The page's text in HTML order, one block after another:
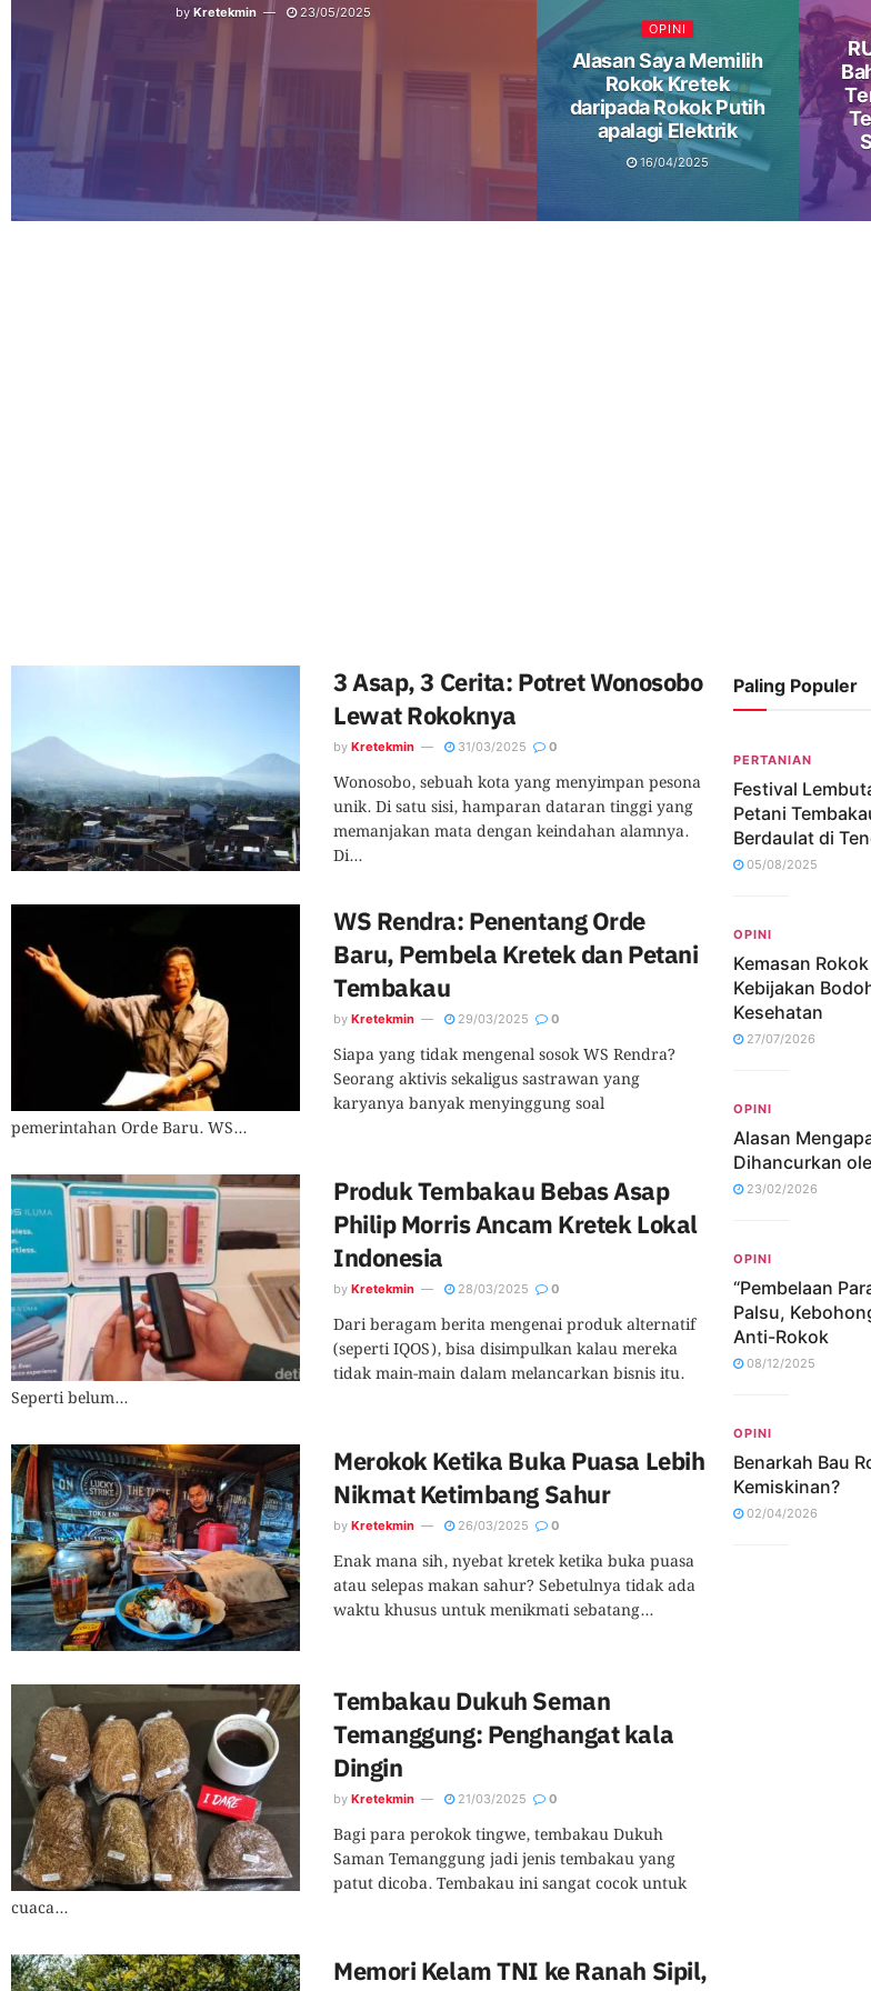
by Kretekmin
23/05/2025
OPINI
Alasan Saya Memilih
Rokok Kretek
daripada Rokok Putih
apalagi Elektrik
16/04/2025
3 Asap, 3 Cerita: Potret Wonosobo
Lewat Rokoknya
by Kretekmin 31/03/2025 0
Wonosobo, sebuah kota yang menyimpan pesona
unik. Di satu sisi, hamparan dataran tinggi yang
memanjakan mata dengan keindahan alamnya.
Di...
WS Rendra: Penentang Orde
Baru, Pembela Kretek dan Petani
Tembakau
by Kretekmin 29/03/2025 0
Siapa yang tidak mengenal sosok WS Rendra?
Seorang aktivis sekaligus sastrawan yang
karyanya banyak menyinggung soal
pemerintahan Orde Baru. WS...
Produk Tembakau Bebas Asap
Philip Morris Ancam Kretek Lokal
Indonesia
by Kretekmin 28/03/2025 0
Dari beragam berita mengenai produk alternatif
(seperti IQOS), bisa disimpulkan kalau mereka
tidak main-main dalam melancarkan bisnis itu.
Seperti belum...
Merokok Ketika Buka Puasa Lebih
Nikmat Ketimbang Sahur
by Kretekmin 26/03/2025 0
Enak mana sih, nyebat kretek ketika buka puasa
atau selepas makan sahur? Sebetulnya tidak ada
waktu khusus untuk menikmati sebatang...
Tembakau Dukuh Seman
Temanggung: Penghangat kala
Dingin
by Kretekmin 21/03/2025 0
Bagi para perokok tingwe, tembakau Dukuh
Saman Temanggung jadi jenis tembakau yang
patut dicoba. Tembakau ini sangat cocok untuk
cuaca...
Memori Kelam TNI ke Ranah Sipil,
Paling Populer
PERTANIAN
Festival
Petani
Berdaulat di
05/08/2025
OPINI
Kemasan
Kebijakan
Kesehatan
27/07/2026
OPINI
Alasan
Dihancurkan
23/02/2026
OPINI
“Pembelaan
Palsu,
Anti-Rokok
08/12/2025
OPINI
Benarkah Bau
Kemiskinan?
02/04/2026